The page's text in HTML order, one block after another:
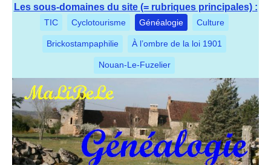
Les sous-domaines du site (= rubriques principales) :
TIC Cyclotourisme Généalogie Culture
Brickostampaphilie À l’ombre de la loi 1901
Nouan-Le-Fuzelier